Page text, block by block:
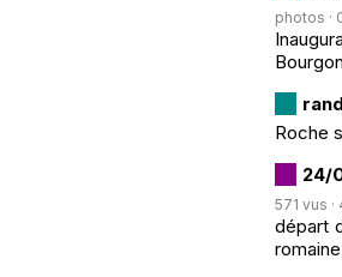
photos ·
Roche
24/
571 vus ·
départ